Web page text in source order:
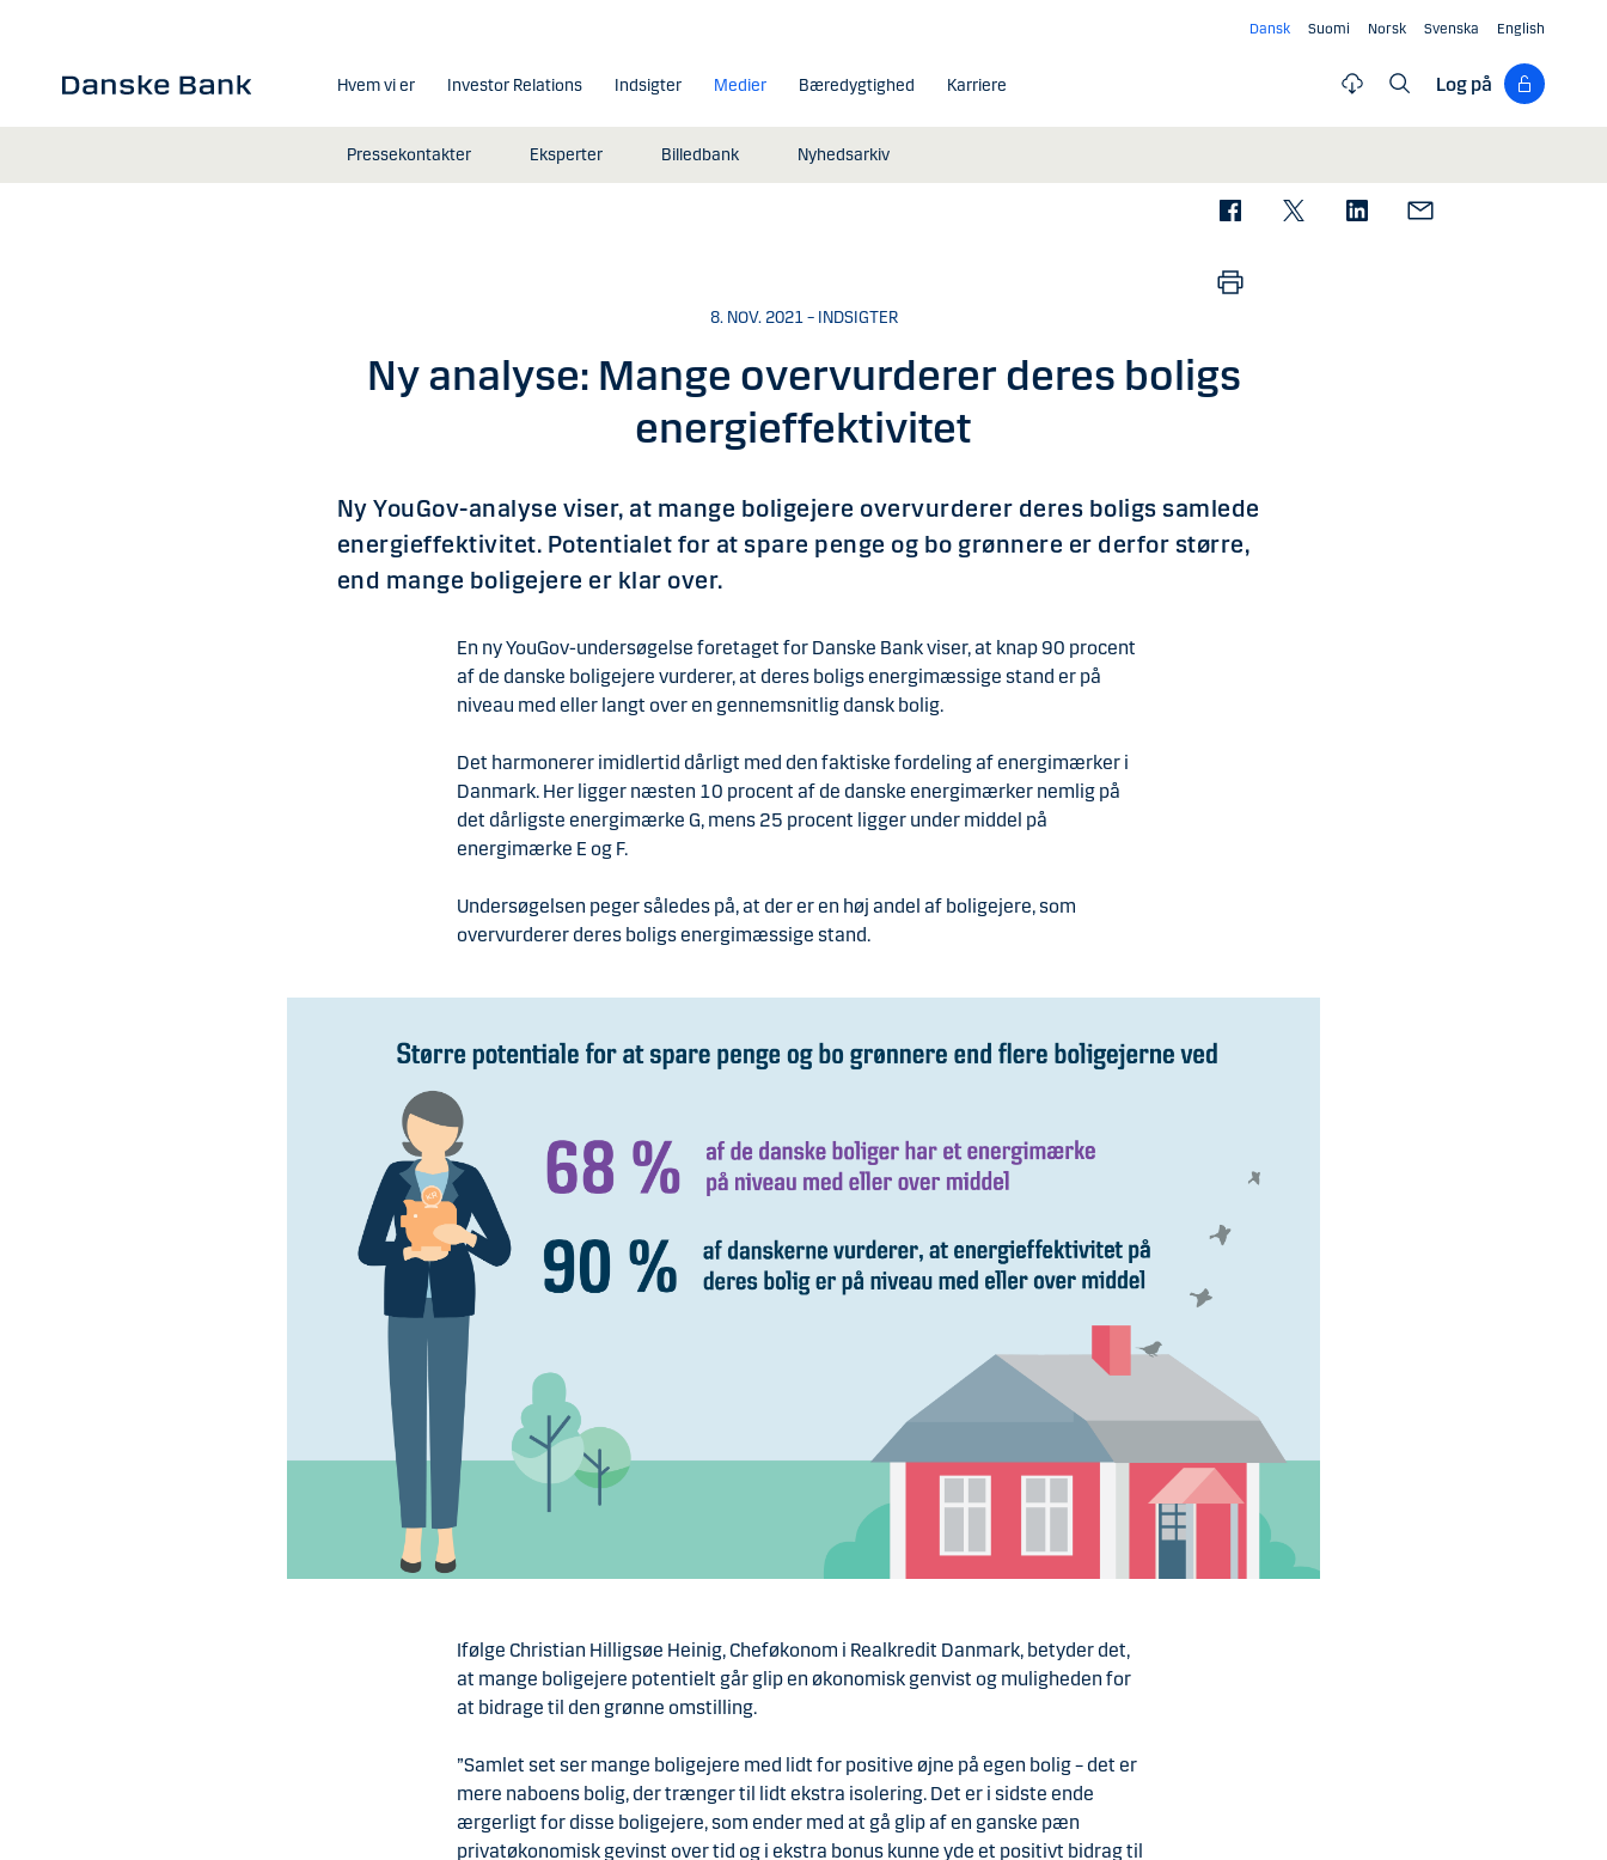
Dansk Suomi Norsk Svenska English
Hvem vi er Investor Relations Indsigter Medier
Pressekontakter Eksperter Billedbank Nyhedsarkiv
Bæredygtighed Karriere Log på
8. NOV. 2021 – INDSIGTER
Ny analyse: Mange overvurderer deres boligs
energieffektivitet
Ny YouGov-analyse viser, at mange boligejere overvurderer deres boligs samlede
energieffektivitet. Potentialet for at spare penge og bo grønnere er derfor større,
end mange boligejere er klar over.
En ny YouGov-undersøgelse foretaget for Danske Bank viser, at knap 90 procent
af de danske boligejere vurderer, at deres boligs energimæssige stand er på
niveau med eller langt over en gennemsnitlig dansk bolig.
Det harmonerer imidlertid dårligt med den faktiske fordeling af energimærker i
Danmark. Her ligger næsten 10 procent af de danske energimærker nemlig på
det dårligste energimærke G, mens 25 procent ligger under middel på
energimærke E og F.
Undersøgelsen peger således på, at der er en høj andel af boligejere, som
overvurderer deres boligs energimæssige stand.
Ifølge Christian Hilligsøe Heinig, Cheføkonom i Realkredit Danmark, betyder det,
at mange boligejere potentielt går glip en økonomisk genvist og muligheden for
at bidrage til den grønne omstilling.
”Samlet set ser mange boligejere med lidt for positive øjne på egen bolig – det er
mere naboens bolig, der trænger til lidt ekstra isolering. Det er i sidste ende
ærgerligt for disse boligejere, som ender med at gå glip af en ganske pæn
privatøkonomisk gevinst over tid og i ekstra bonus kunne yde et positivt bidrag til